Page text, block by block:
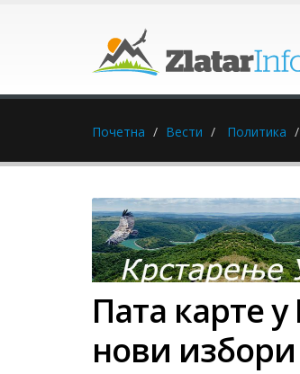
Почетна Вести Политика
Пата карте
нови избори